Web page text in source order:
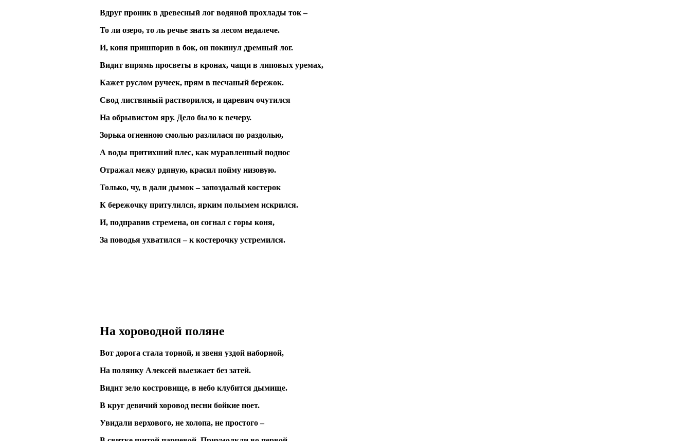
Вдруг проник в древесный лог водяной прохлады ток –
То ли озеро, то ль речье знать за лесом недалече.
И, коня пришпорив в бок, он покинул дремный лог.
Видит впрямь просветы в кронах, чащи в липовых уремах,
Кажет руслом ручеек, прям в песчаный бережок.
Свод листвяный растворился, и царевич очутился
На обрывистом яру. Дело было к вечеру.
Зорька огненною смолью разлилася по раздолью,
А воды притихший плес, как муравленный поднос
Отражал межу рдяную, красил пойму низовую.
Только, чу, в дали дымок – запоздалый костерок
К бережочку притулился, ярким полымем искрился.
И, подправив стремена, он согнал с горы коня,
За поводья ухватился – к костерочку устремился.
На хороводной поляне
Вот дорога стала торной, и звеня уздой наборной,
На полянку Алексей выезжает без затей.
Видит зело костровище, в небо клубится дымище.
В круг девичий хоровод песни бойкие поет.
Увидали верхового, не холопа, не простого –